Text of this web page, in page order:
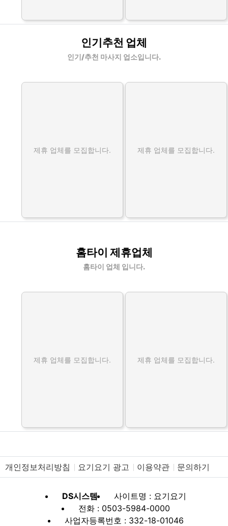
인기추천 업체
인기/추천 마사지 업소입니다.
제휴 업체를 모집합니다. 제휴 업체를 모집합니다.
홈타이 제휴업체
홈타이 업체 입니다.
제휴 업체를 모집합니다. 제휴 업체를 모집합니다.
개인정보처리방침 요기요기 광고 이용약관 문의하기
DS시스템
사이트명 : 요기요기
전화 : 0503-5984-0000
사업자등록번호 : 332-18-01046